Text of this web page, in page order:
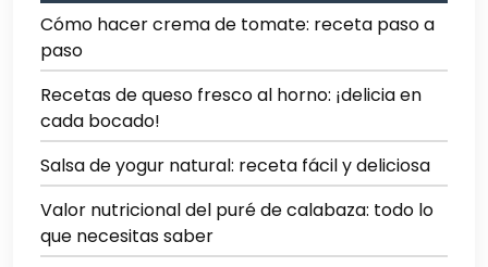
Cómo hacer crema de tomate: receta paso a
paso
Recetas de queso fresco al horno: ¡delicia en
cada bocado!
Salsa de yogur natural: receta fácil y deliciosa
Valor nutricional del puré de calabaza: todo lo
que necesitas saber